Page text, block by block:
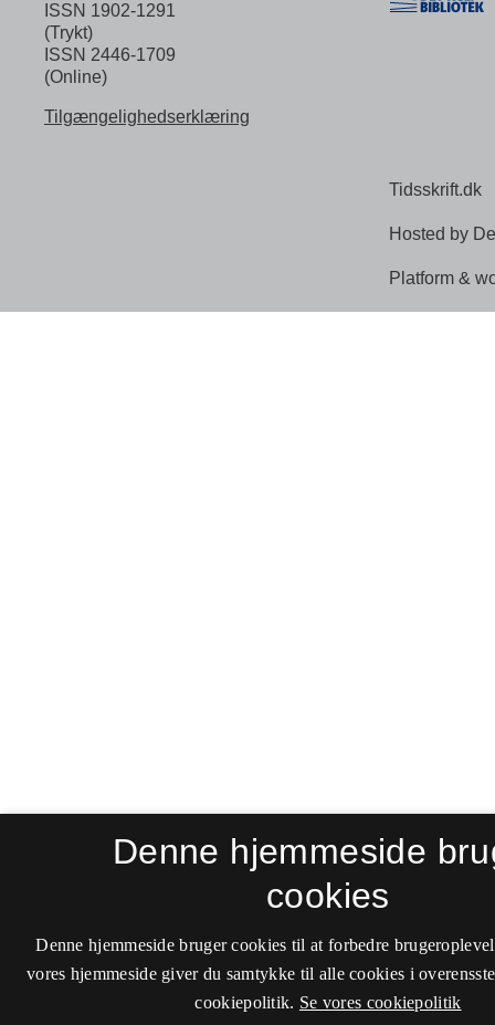
ISSN 1902-1291
(Trykt)
ISSN 2446-1709
(Online)
Tilgængelighedserklæring
Denne hjemmeside
cookies
Denne hjemmeside bruger cookies til at forbedre
vores hjemmeside giver du samtykke til alle cookies i
cookiepolitik. Se vores cookiepolitik